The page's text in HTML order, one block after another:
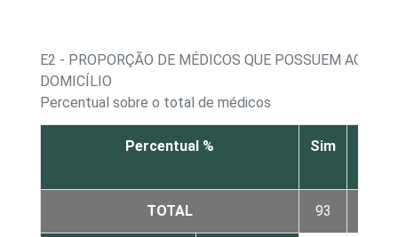
E2 - PROPORÇÃO DE MÉDICOS QUE POSSUEM
DOMICÍLIO
Percentual sobre o total de médicos
Percentual % Sim
TOTAL 93